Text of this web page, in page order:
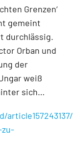
Grenzen‘
gemeint
durchlässig.
Orban und
der
weiß
sich…